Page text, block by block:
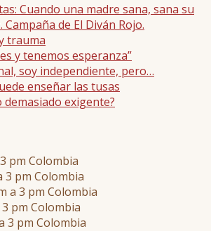
Cuando una madre sana, sana su
Campaña de El Diván Rojo.
trauma
y tenemos esperanza”
soy independiente, pero…
enseñar las tusas
demasiado exigente?
pm Colombia
3 pm Colombia
a 3 pm Colombia
pm Colombia
3 pm Colombia